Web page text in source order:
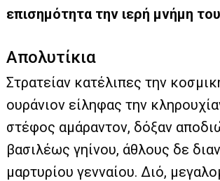
επισημότητα την ιερή μνήμη του
Απολυτίκια
Στρατείαν κατέλιπες την
ουράνιον είληφας την
στέφος αμάραντον, δόξαν
βασιλέως γηίνου, άθλους δε
μαρτυρίου γενναίου. Διό,